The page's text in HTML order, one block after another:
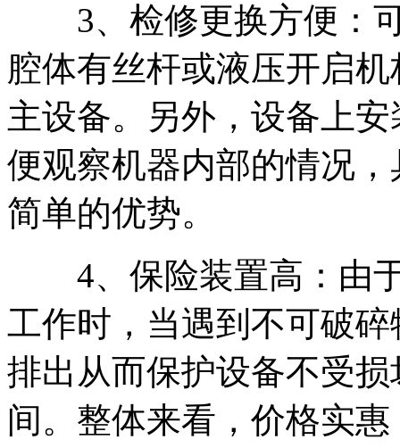
3、检修更换方便：可
腔体有丝杆或液压开启
主设备。另外，设备上
便观察机器内部的情况
简单的优势。
4、保险装置高：由于
工作时，当遇到不可破
排出从而保护设备不受
间。整体来看，价格实